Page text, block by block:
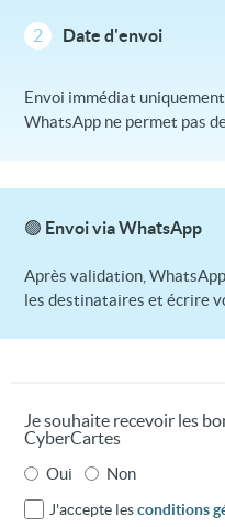
2 Date d'envoi
Envoi immédiat uniquement.
WhatsApp ne permet pas
🟢 Envoi via WhatsApp
Après validation,
les destinataires et écrire
Je souhaite recevoir les
CyberCartes
Oui Non
J'accepte lesconditions